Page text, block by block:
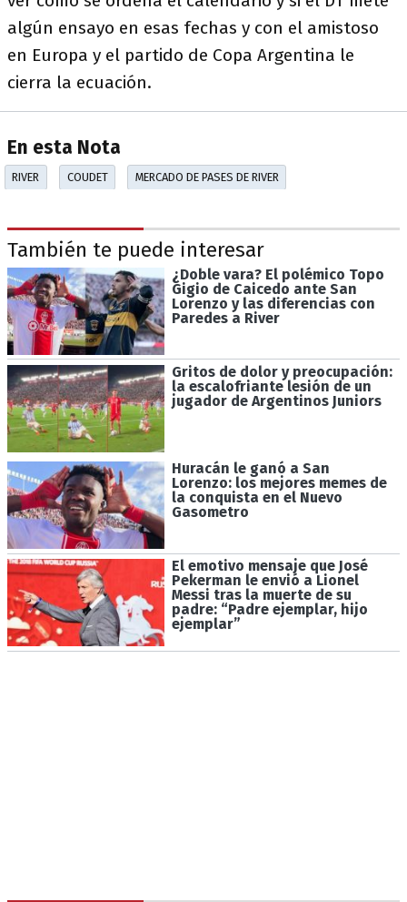
algún ensayo en esas fechas y con el amistoso
en Europa y el partido de Copa Argentina le
cierra la ecuación.
En esta Nota
RIVER COUDET MERCADO DE PASES DE RIVER
También te puede interesar
¿Doble vara? El polémico Topo
Gigio de Caicedo ante San
Lorenzo y las diferencias con
Paredes a River
Gritos de dolor y preocupación:
la escalofriante lesión de un
jugador de Argentinos Juniors
Huracán le ganó a San
Lorenzo: los mejores memes de
la conquista en el Nuevo
Gasometro
El emotivo mensaje que José
Pekerman le envió a Lionel
Messi tras la muerte de su
padre: “Padre ejemplar, hijo
ejemplar”